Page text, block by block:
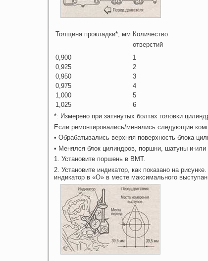
Толщина прокладки*, мм Количество
отверстий
0,900
1
0,925
2
0,950
3
0,975
4
1,000
5
1,025
6
*: Измерено при затянутых болтах головки
Если ремонтировались/менялись следующие
• Обрабатывались верхняя поверхность блока
• Менялся блок цилиндров, поршни, шатуны и-или
1. Установите поршень в ВМТ.
2. Установите индикатор, как показано на
индикатор в «О» в месте максимального